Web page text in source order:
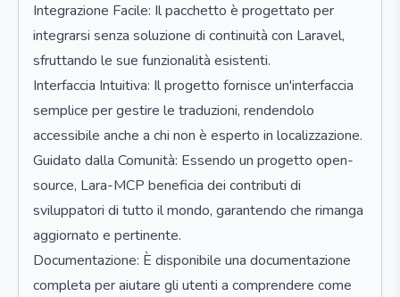
Integrazione Facile: Il pacchetto è progettato per
integrarsi senza soluzione di continuità con Laravel,
sfruttando le sue funzionalità esistenti.
Interfaccia Intuitiva: Il progetto fornisce un'interfaccia
semplice per gestire le traduzioni, rendendolo
accessibile anche a chi non è esperto in localizzazione.
Guidato dalla Comunità: Essendo un progetto open-
source, Lara-MCP beneficia dei contributi di
sviluppatori di tutto il mondo, garantendo che rimanga
aggiornato e pertinente.
Documentazione: È disponibile una documentazione
completa per aiutare gli utenti a comprendere come